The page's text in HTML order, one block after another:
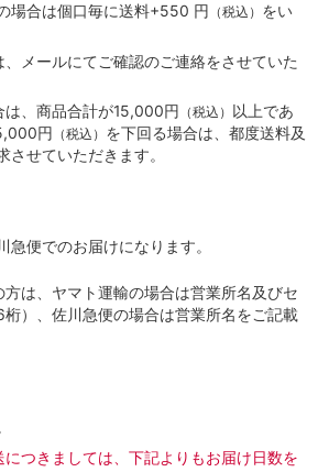
場合は個口毎に送料+550 円 （税込） をい
メールにてご確認のご連絡をさせていた
、商品合計が15,000円 （税込） 以上であ
円 （税込） を下回る場合は、都度送料及
せていただきます。
急便でのお届けになります。
は、ヤマト運輸の場合は営業所名及びセ
）、佐川急便の場合は営業所名をご記載
つきましては、下記よりもお届け日数を